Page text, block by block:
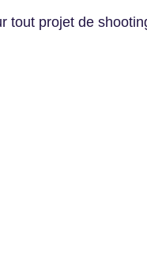
tout projet de